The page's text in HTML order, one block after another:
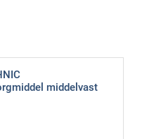
middelvast